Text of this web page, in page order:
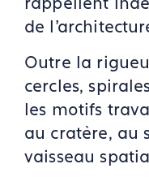
de
Outre la
cercles,
les motifs
au cratère, au
vaisseau